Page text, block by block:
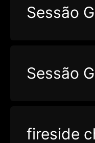
Sessão
Sessão
fireside